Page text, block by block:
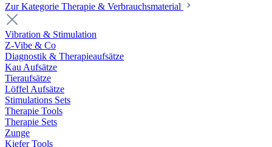
Zur Kategorie Therapie & Verbrauchsmaterial
Vibration & Stimulation
Z-Vibe & Co
Diagnostik & Therapieaufsätze
Kau Aufsätze
Tieraufsätze
Löffel Aufsätze
Stimulations Sets
Therapie Tools
Therapie Sets
Zunge
Kiefer Tools